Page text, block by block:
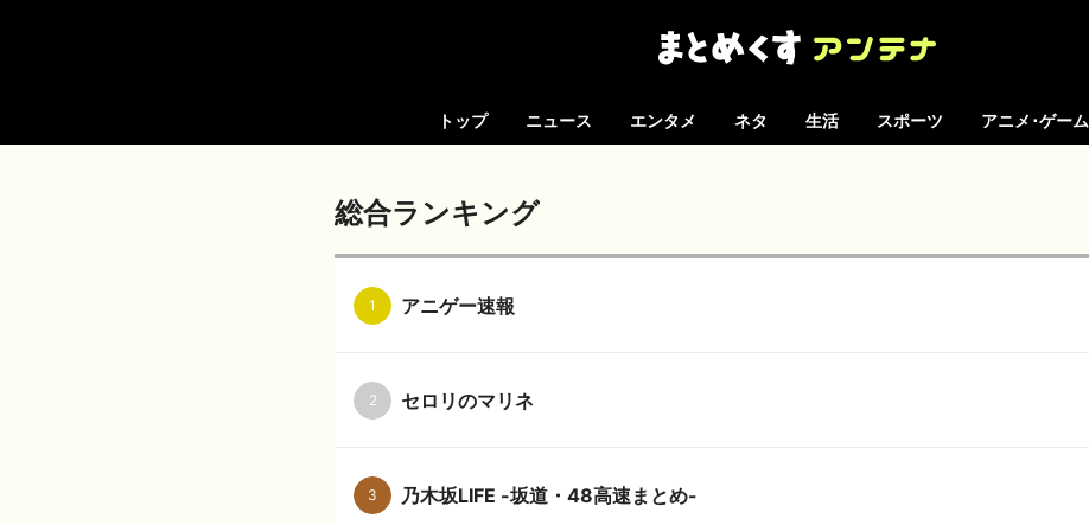
トップ ニュース エンタメ ネタ 生活 スポーツ アニメ･ゲーム
総合ランキング
1 アニゲー速報
2 セロリのマリネ
3 乃木坂LIFE -坂道・48高速まとめ-